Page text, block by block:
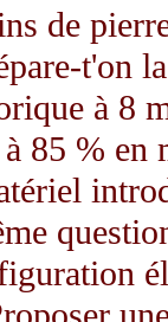
de
t'on
à 8
85 % en